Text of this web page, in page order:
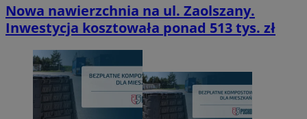
Nowa nawierzchnia na ul. Zaolszany.
Inwestycja kosztowała ponad 513 tys. zł